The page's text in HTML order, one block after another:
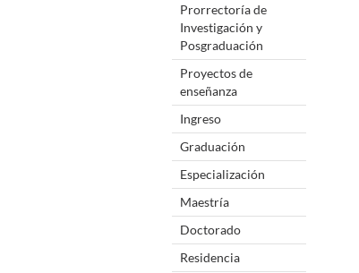
Prorrectoría de
Investigación y
Posgraduación
Proyectos de
enseñanza
Ingreso
Graduación
Especialización
Maestría
Doctorado
Residencia